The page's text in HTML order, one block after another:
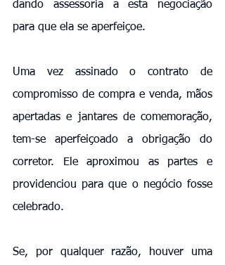
dando assessoria a esta negociação
para que ela se aperfeiçoe.
Uma vez assinado o contrato de
compromisso de compra e venda, mãos
apertadas e jantares de comemoração,
tem-se aperfeiçoado a obrigação do
corretor. Ele aproximou as partes e
providenciou para que o negócio fosse
celebrado.
Se, por qualquer razão, houver uma